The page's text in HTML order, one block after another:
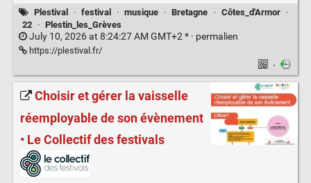
Plestival · festival · musique · Bretagne · Côtes_d'Armor
·
22
· Plestin_les_Grèves
July 10, 2026 at 8:24:27 AM GMT+2 * · permalien
https://plestival.fr/
·
Choisir et gérer la vaisselle
réemployable de son évènement
• Le Collectif des festivals